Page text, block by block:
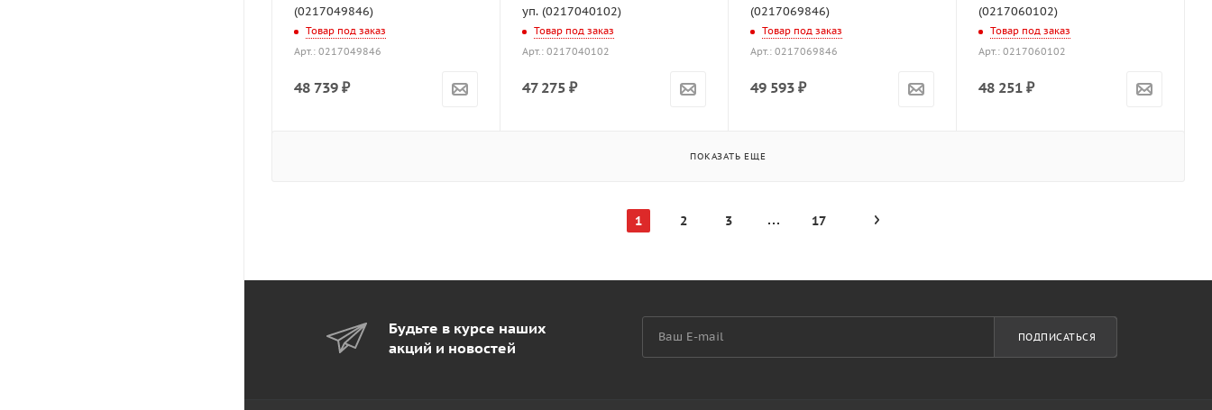
(0217049846)
Товар под заказ
Арт.: 0217049846
48 739 ₽
уп. (0217040102)
Товар под заказ
Арт.: 0217040102
47 275 ₽
(0217069846)
Товар под заказ
Арт.: 0217069846
49 593 ₽
(0217060102)
Товар под заказ
Арт.: 0217060102
48 251 ₽
ПОКАЗАТЬ ЕЩЕ
1 2 3 17
Будьте в курсе наших
акций и новостей
ПОДПИСАТЬСЯ